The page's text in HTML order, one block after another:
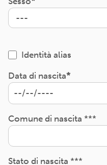
Identità alias
Data di nascita
Comune di nascita ***
Stato di nascita ***